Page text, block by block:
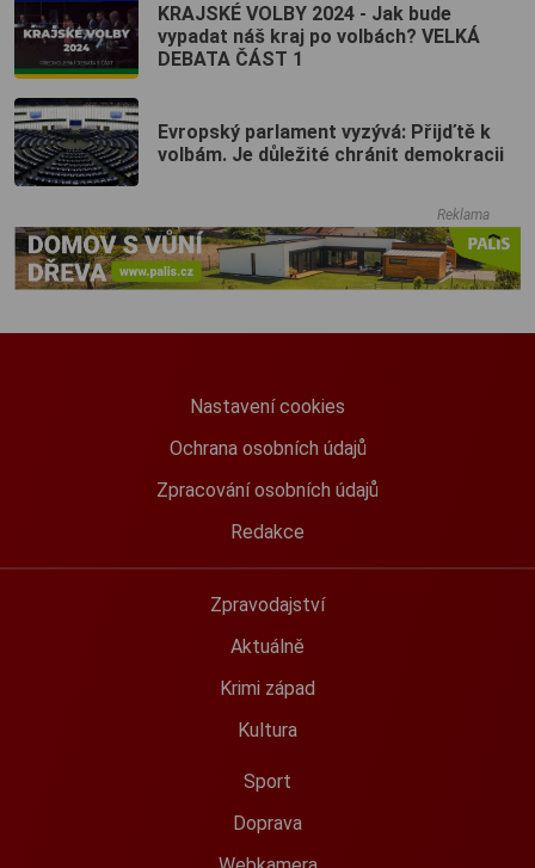
KRAJSKÉ VOLBY 2024 - Jak bude
vypadat náš kraj po volbách? VELKÁ
DEBATA ČÁST 1
Evropský parlament vyzývá: Přijďtě k
volbám. Je důležité chránit demokracii
Reklama
Nastavení cookies
Ochrana osobních údajů
Zpracování osobních údajů
Redakce
Zpravodajství
Aktuálně
Krimi západ
Kultura
Sport
Doprava